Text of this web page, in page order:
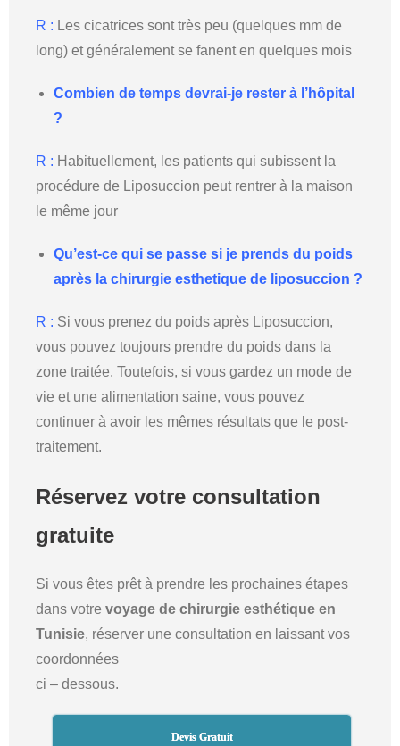
R : Les cicatrices sont très peu (quelques mm de
long) et généralement se fanent en quelques mois
Combien de temps devrai-je rester à l’hôpital
?
R : Habituellement, les patients qui subissent la
procédure de Liposuccion peut rentrer à la maison
le même jour
Qu’est-ce qui se passe si je prends du poids
après la chirurgie esthetique de liposuccion ?
R : Si vous prenez du poids après Liposuccion,
vous pouvez toujours prendre du poids dans la
zone traitée. Toutefois, si vous gardez un mode de
vie et une alimentation saine, vous pouvez
continuer à avoir les mêmes résultats que le post-
traitement.
Réservez votre consultation
gratuite
Si vous êtes prêt à prendre les prochaines étapes
dans votre voyage de chirurgie esthétique en
Tunisie, réserver une consultation en laissant vos
coordonnées
ci – dessous.
Devis Gratuit